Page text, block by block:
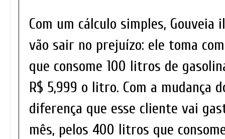
Com um cálculo simples,
vão sair no prejuízo: ele toma
que consome 100 litros de
R$ 5,999 o litro. Com a mudança
diferença que esse cliente vai
mês, pelos 400 litros que